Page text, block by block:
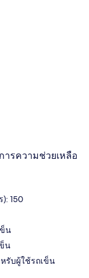
ารความช่วยเหลือ
150
น
น
รับผู้ใช้รถเข็น